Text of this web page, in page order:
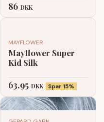
86 DKK
MAYFLOWER
Mayflower Super
Kid Silk
63,95 DKK Spar 15%